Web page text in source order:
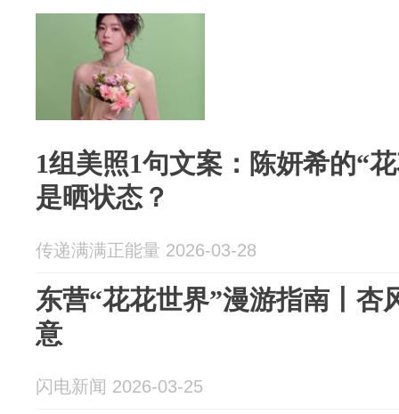
1组美照1句文案：陈妍希的“
是晒状态？
传递满满正能量 2026-03-28
东营“花花世界”漫游指南丨杏
意
闪电新闻 2026-03-25